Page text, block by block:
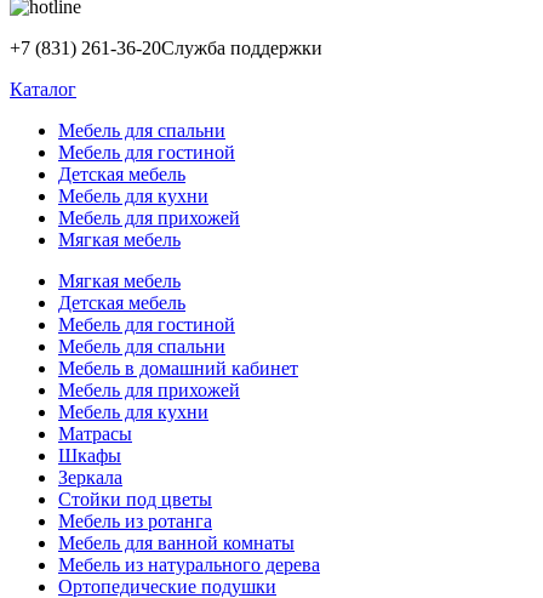
+7 (831) 261-36-20Служба поддержки
Каталог
Мебель для спальни
Мебель для гостиной
Детская мебель
Мебель для кухни
Мебель для прихожей
Мягкая мебель
Мягкая мебель
Детская мебель
Мебель для гостиной
Мебель для спальни
Мебель в домашний кабинет
Мебель для прихожей
Мебель для кухни
Матрасы
Шкафы
Зеркала
Стойки под цветы
Мебель из ротанга
Мебель для ванной комнаты
Мебель из натурального дерева
Ортопедические подушки